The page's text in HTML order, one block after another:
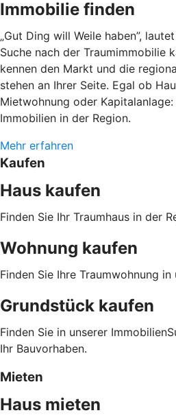
Immobilie finden
„Gut Ding will Weile haben”,
Suche nach der Traumimmobilie
kennen den Markt und die
stehen an Ihrer Seite. Egal ob
Mietwohnung oder
Immobilien in der Region.
Mehr erfahren
Kaufen
Haus kaufen
Finden Sie Ihr Traumhaus in der
Wohnung kaufen
Finden Sie Ihre Traumwohnung
Grundstück kaufen
Finden Sie in unserer
Ihr Bauvorhaben.
Mieten
Haus mieten